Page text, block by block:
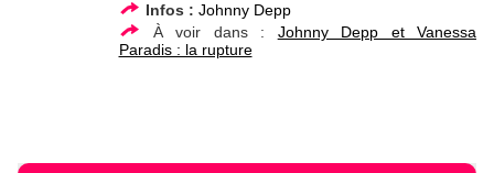
Infos : Johnny Depp
À voir dans : Johnny Depp et Vanessa
Paradis : la rupture